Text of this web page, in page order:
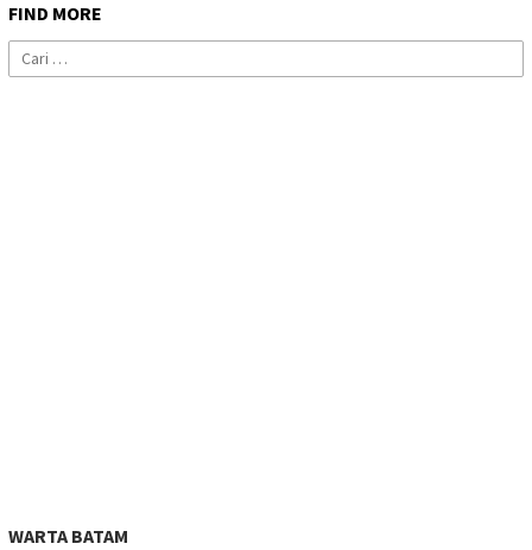
FIND MORE
Cari
untuk:
WARTA BATAM